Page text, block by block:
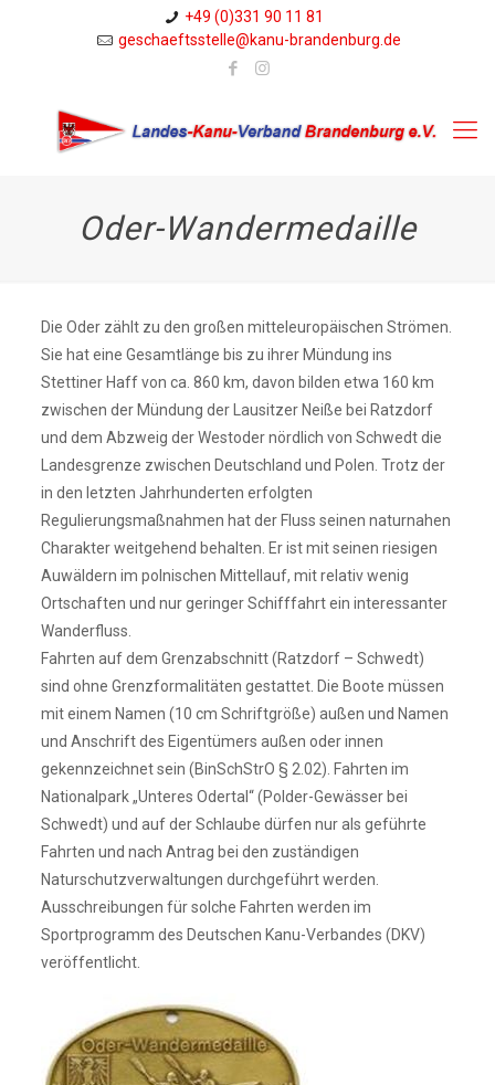
+49 (0)331 90 11 81
geschaeftsstelle@kanu-brandenburg.de
Oder-Wandermedaille
Die Oder zählt zu den großen mitteleuropäischen Strömen.
Sie hat eine Gesamtlänge bis zu ihrer Mündung ins
Stettiner Haff von ca. 860 km, davon bilden etwa 160 km
zwischen der Mündung der Lausitzer Neiße bei Ratzdorf
und dem Abzweig der Westoder nördlich von Schwedt die
Landesgrenze zwischen Deutschland und Polen. Trotz der
in den letzten Jahrhunderten erfolgten
Regulierungsmaßnahmen hat der Fluss seinen naturnahen
Charakter weitgehend behalten. Er ist mit seinen riesigen
Auwäldern im polnischen Mittellauf, mit relativ wenig
Ortschaften und nur geringer Schifffahrt ein interessanter
Wanderfluss.
Fahrten auf dem Grenzabschnitt (Ratzdorf – Schwedt)
sind ohne Grenzformalitäten gestattet. Die Boote müssen
mit einem Namen (10 cm Schriftgröße) außen und Namen
und Anschrift des Eigentümers außen oder innen
gekennzeichnet sein (BinSchStrO § 2.02). Fahrten im
Nationalpark „Unteres Odertal“ (Polder-Gewässer bei
Schwedt) und auf der Schlaube dürfen nur als geführte
Fahrten und nach Antrag bei den zuständigen
Naturschutzverwaltungen durchgeführt werden.
Ausschreibungen für solche Fahrten werden im
Sportprogramm des Deutschen Kanu-Verbandes (DKV)
veröffentlicht.